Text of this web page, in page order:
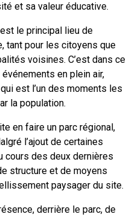
et sa valeur éducative.
le principal lieu de
tant pour les citoyens que
voisines. C’est dans ce
en plein air,
est l’un des moments les
la population.
en faire un parc régional,
l’ajout de certaines
cours des deux dernières
structure et de moyens
paysager du site.
derrière le parc, de